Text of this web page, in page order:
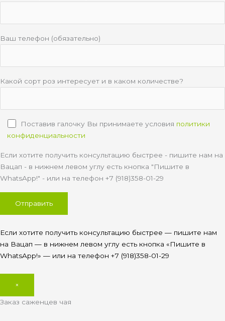
Ваш телефон (обязательно)
Какой сорт роз интересует и в каком количестве?
Поставив галочку Вы принимаете условия политики
конфиденциальности
Если хотите получить консультацию быстрее - пишите нам на
Вацап - в нижнем левом углу есть кнопка "Пишите в
WhatsApp!" - или на телефон +7 (918)358-01-29
Если хотите получить консультацию быстрее — пишите нам
на Вацап — в нижнем левом углу есть кнопка «Пишите в
WhatsApp!» — или на телефон +7 (918)358-01-29
×
Заказ саженцев чая